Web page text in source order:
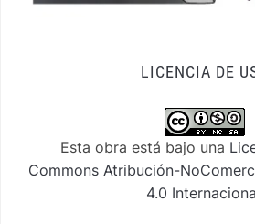
LICENCIA DE
Esta obra está bajo una
Commons Atribución-
4.0